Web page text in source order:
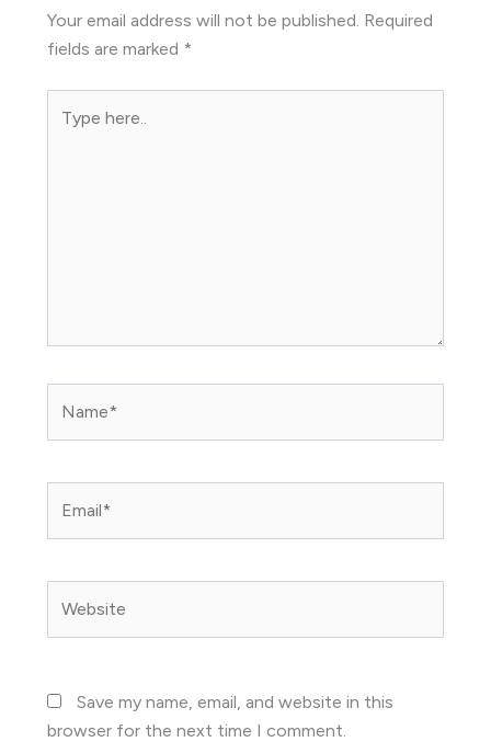
Your email address will not be published. Required
fields are marked *
here..
Save my name, email, and website in this
browser for the next time I comment.